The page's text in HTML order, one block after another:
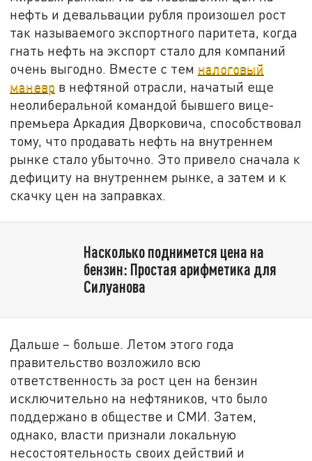
нефть и девальвации рубля произошел рост
так называемого экспортного паритета, когда
гнать нефть на экспорт стало для компаний
очень выгодно. Вместе с тем налоговый
маневр в нефтяной отрасли, начатый еще
неолиберальной командой бывшего вице-
премьера Аркадия Дворковича, способствовал
тому, что продавать нефть на внутреннем
рынке стало убыточно. Это привело сначала к
дефициту на внутреннем рынке, а затем и к
скачку цен на заправках.
Насколько поднимется цена на
бензин: Простая арифметика для
Силуанова
Дальше – больше. Летом этого года
правительство возложило всю
ответственность за рост цен на бензин
исключительно на нефтяников, что было
поддержано в обществе и СМИ. Затем,
однако, власти признали локальную
несостоятельность своих действий и